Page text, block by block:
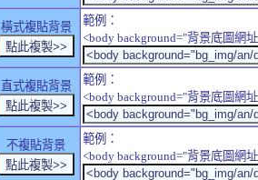
橫式複貼背景
範例：
<body background="背景底圖網
直式複貼背景
範例：
<body background="背景底圖網
不複貼背景
範例：
<body background="背景底圖網